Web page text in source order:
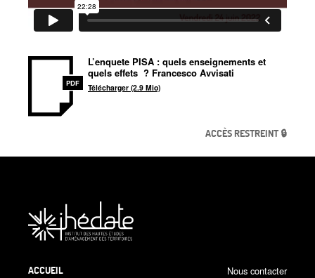
PDF
L’enquete PISA : quels enseignements et
quels effets ? Francesco Avvisati
Télécharger (2.9 Mio)
ACCÈS RESTREINT 🔒
ACCUEIL Nous contacter